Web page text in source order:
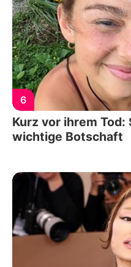
6
Kurz vor ihrem
wichtige Botschaft